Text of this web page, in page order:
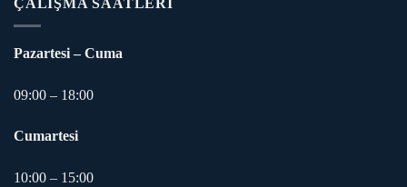
ÇALIŞMA SAATLERI
Pazartesi – Cuma
09:00 – 18:00
Cumartesi
10:00 – 15:00